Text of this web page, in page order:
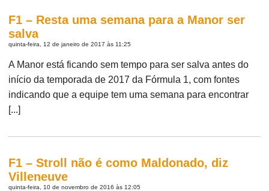
F1 – Resta uma semana para a Manor ser
salva
quinta-feira, 12 de janeiro de 2017 às 11:25
A Manor está ficando sem tempo para ser salva antes do
início da temporada de 2017 da Fórmula 1, com fontes
indicando que a equipe tem uma semana para encontrar
[...]
F1 – Stroll não é como Maldonado, diz
Villeneuve
quinta-feira, 10 de novembro de 2016 às 12:05